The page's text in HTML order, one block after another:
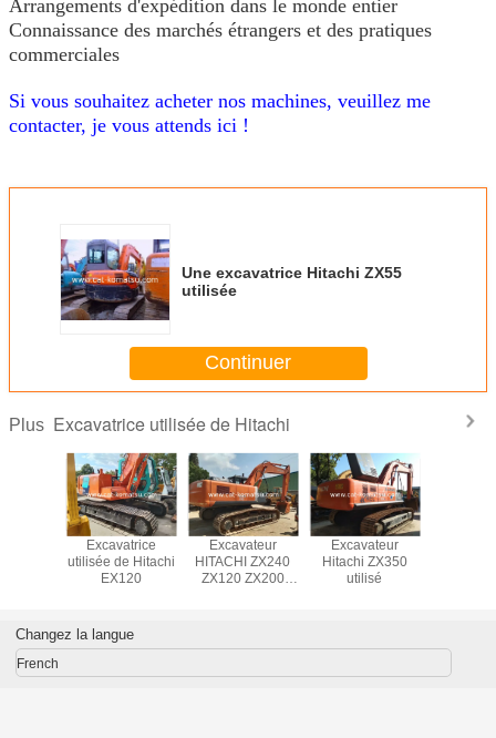
Arrangements d'expédition dans le monde entier
Connaissance des marchés étrangers et des pratiques
commerciales
Si vous souhaitez acheter nos machines, veuillez me
contacter, je vous attends ici !
Une excavatrice Hitachi ZX55
utilisée
Continuer
Plus Excavatrice utilisée de Hitachi
Excavatrice
utilisée de Hitachi
EX120
Excavateur
HITACHI ZX240
ZX120 ZX200
Excavateur
Hitachi ZX350
utilisé
Changez la langue
French